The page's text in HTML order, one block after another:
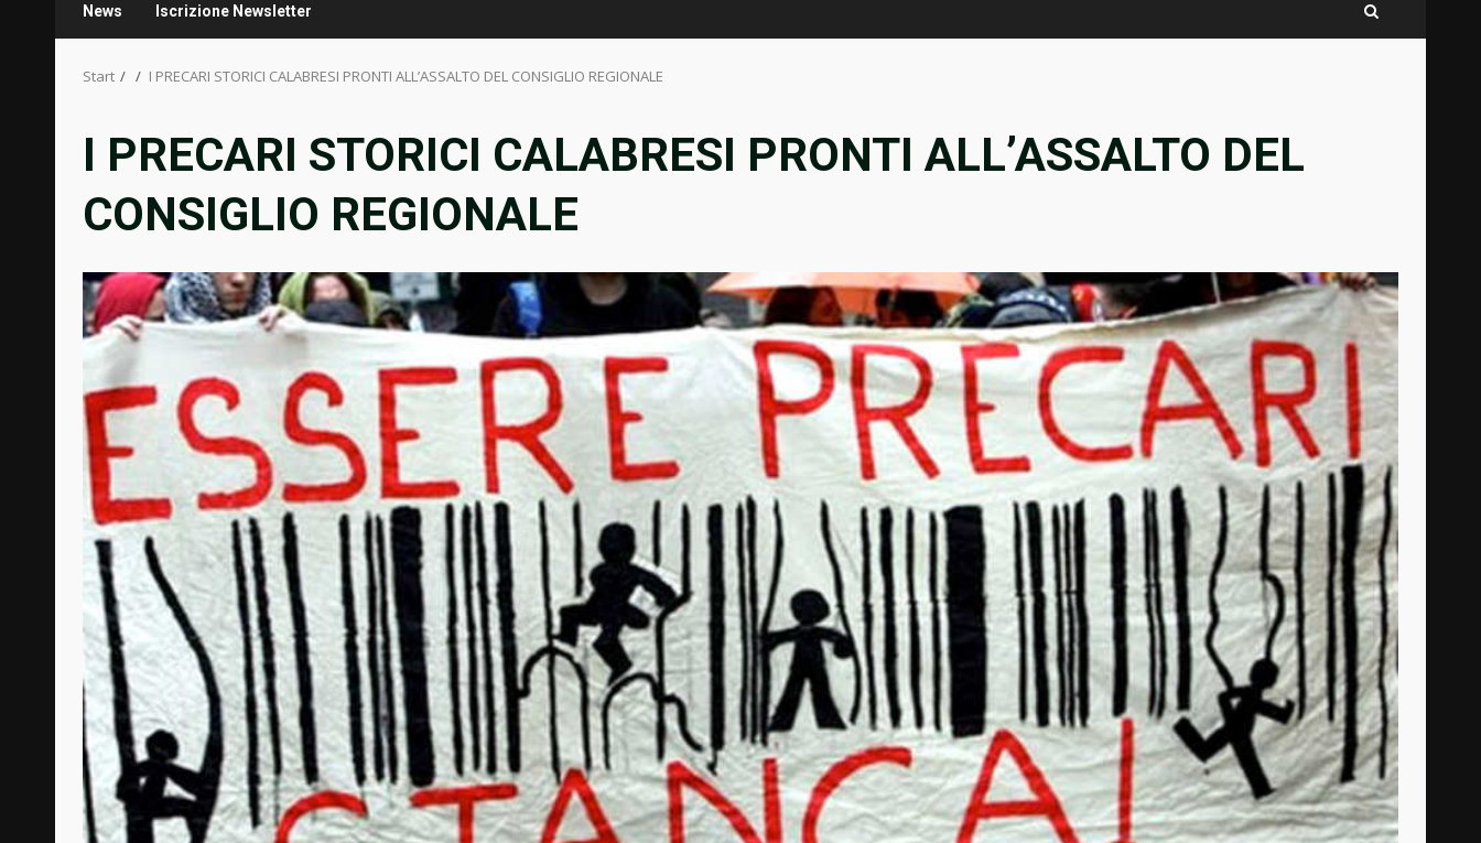
News Iscrizione Newsletter
Start I PRECARI STORICI CALABRESI PRONTI ALL’ASSALTO DEL CONSIGLIO REGIONALE
I PRECARI STORICI CALABRESI PRONTI ALL’ASSALTO DEL
CONSIGLIO REGIONALE